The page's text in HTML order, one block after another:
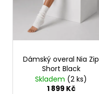
Dámský overal Nia Zip
Short Black
Skladem (2 ks)
1 899 Kč